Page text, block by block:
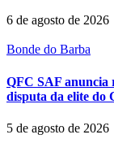
6 de agosto de 2026
Bonde do Barba
QFC SAF anuncia
disputa da elite do
5 de agosto de 2026